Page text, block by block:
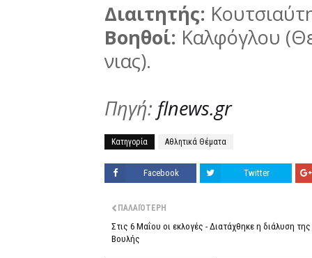
Διαιτητής:
Βοηθοί: Καλφόγλου
νιας).
Πηγή: flnews.gr
Κατηγορία Αθλητικά Θέματα
Facebook Twitter
ΠΑΛΑΙΌΤΕΡΗ
Στις 6 Μαΐου οι εκλογές - Διατάχθηκε η διάλυση της
Βουλής